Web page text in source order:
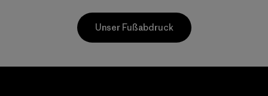
Unser Fußabdruck